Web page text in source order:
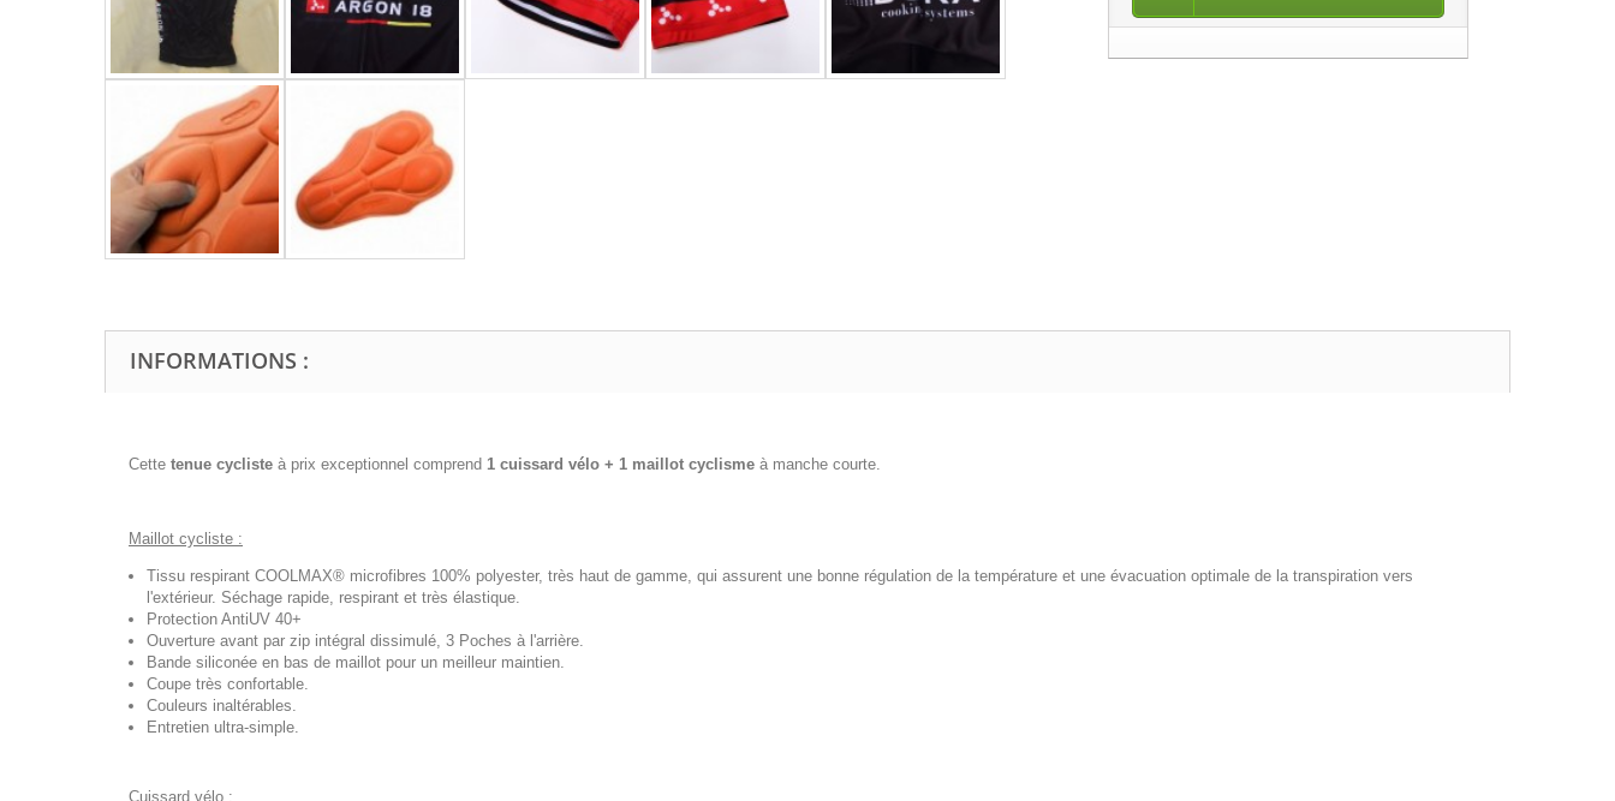
INFORMATIONS :
Cette tenue cycliste à prix exceptionnel comprend 1 cuissard vélo + 1 maillot cyclisme à manche courte.
Maillot cycliste :
Tissu respirant COOLMAX® microfibres 100% polyester, très haut de gamme, qui assurent une bonne régulation de la température et une évacuation optimale de la transpiration vers
l'extérieur. Séchage rapide, respirant et très élastique.
Protection AntiUV 40+
Ouverture avant par zip intégral dissimulé, 3 Poches à l'arrière.
Bande siliconée en bas de maillot pour un meilleur maintien.
Coupe très confortable.
Couleurs inaltérables.
Entretien ultra-simple.
Cuissard vélo :